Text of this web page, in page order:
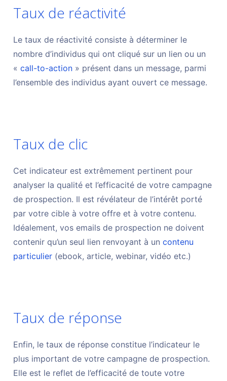
Taux de réactivité
Le taux de réactivité consiste à déterminer le
nombre d’individus qui ont cliqué sur un lien ou un
«call-to-action » présent dans un message, parmi
l’ensemble des individus ayant ouvert ce message.
Taux de clic
Cet indicateur est extrêmement pertinent pour
analyser la qualité et l’efficacité de votre campagne
de prospection. Il est révélateur de l’intérêt porté
par votre cible à votre offre et à votre contenu.
Idéalement, vos emails de prospection ne doivent
contenir qu’un seul lien renvoyant à uncontenu
particulier (ebook, article, webinar, vidéo etc.)
Taux de réponse
Enfin, le taux de réponse constitue l’indicateur le
plus important de votre campagne de prospection.
Elle est le reflet de l’efficacité de toute votre